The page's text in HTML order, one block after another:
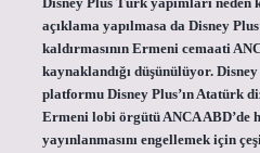
Disney Plus Türk yapımları neden
açıklama yapılmasa da Disney
kaldırmasının Ermeni cemaati
kaynaklandığı düşünülüyor.
platformu Disney Plus’ın Atatürk
Ermeni lobi örgütü ANCA ABD’de
yayınlanmasını engellemek için